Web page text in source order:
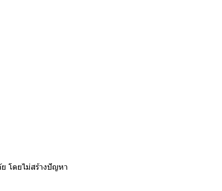
โดยไม่สร้างปัญหา